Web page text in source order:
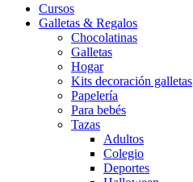
Cursos
Galletas & Regalos
Chocolatinas
Galletas
Hogar
Kits decoración galletas
Papelería
Para bebés
Tazas
Adultos
Colegio
Deportes